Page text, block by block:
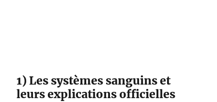
1) Les systèmes sanguins et
leurs explications officielles